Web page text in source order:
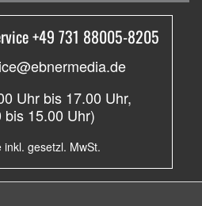
+49 731 88005-8205
Uhr bis 17.00 Uhr,
bis 15.00 Uhr)
inkl. gesetzl. MwSt.